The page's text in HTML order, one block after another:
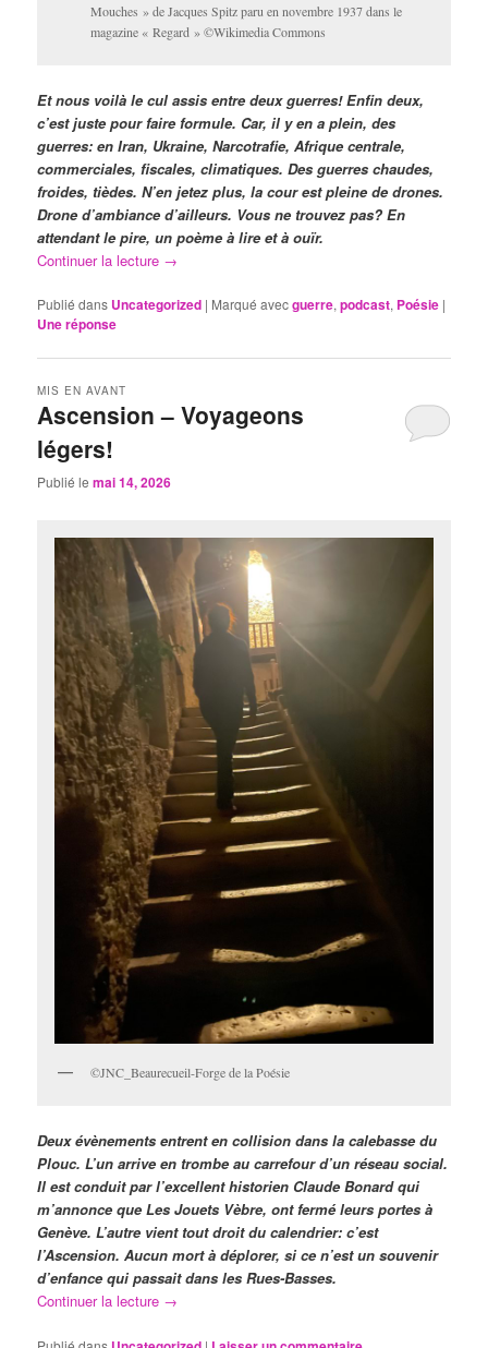
Mouches » de Jacques Spitz paru en novembre 1937 dans le
magazine « Regard » ©Wikimedia Commons
Et nous voilà le cul assis entre deux guerres! Enfin deux,
c’est juste pour faire formule. Car, il y en a plein, des
guerres: en Iran, Ukraine, Narcotrafie, Afrique centrale,
commerciales, fiscales, climatiques. Des guerres chaudes,
froides, tièdes. N’en jetez plus, la cour est pleine de drones.
Drone d’ambiance d’ailleurs. Vous ne trouvez pas? En
attendant le pire, un poème à lire et à ouïr.
Continuer la lecture →
Publié dans Uncategorized | Marqué avecguerre,podcast, Poésie |
Uneréponse
Ascension – Voyageons
légers!
MIS EN AVANT
Publié lemai 14, 2026
©JNC_Beaurecueil-Forge de la Poésie
Deux évènements entrent en collision dans la calebasse du
Plouc. L’un arrive en trombe au carrefour d’un réseau social.
Il est conduit par l’excellent historien Claude Bonard qui
m’annonce que Les Jouets Vèbre, ont fermé leurs portes à
Genève. L’autre vient tout droit du calendrier: c’est
l’Ascension. Aucun mort à déplorer, si ce n’est un souvenir
d’enfance qui passait dans les Rues-Basses.
Continuer la lecture →